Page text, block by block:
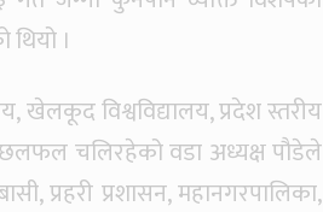
।
खेलकूद विश्वविद्यालय, प्रदेश स्तरीय
छलफल चलिरहेको वडा अध्यक्ष पौडेले
प्रहरी प्रशासन, महानगरपालिका,